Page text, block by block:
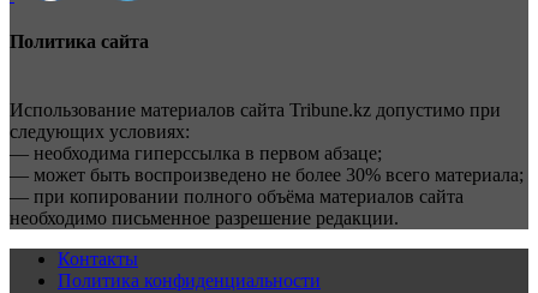
Политика сайта
Использование материалов сайта Tribune.kz допустимо при
следующих условиях:
— необходима гиперссылка в первом абзаце;
— может быть воспроизведено не более 30% всего материала;
— при копировании полного объёма материалов сайта
необходимо письменное разрешение редакции.
Контакты
Политика конфиденциальности